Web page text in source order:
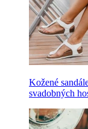
Kožené
svadobných